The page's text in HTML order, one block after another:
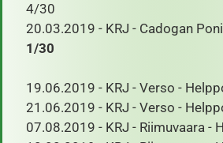
4/30
20.03.2019 - KRJ - Cadogan
1/30
19.06.2019 - KRJ - Verso -
21.06.2019 - KRJ - Verso -
07.08.2019 - KRJ - Riimuvaara -